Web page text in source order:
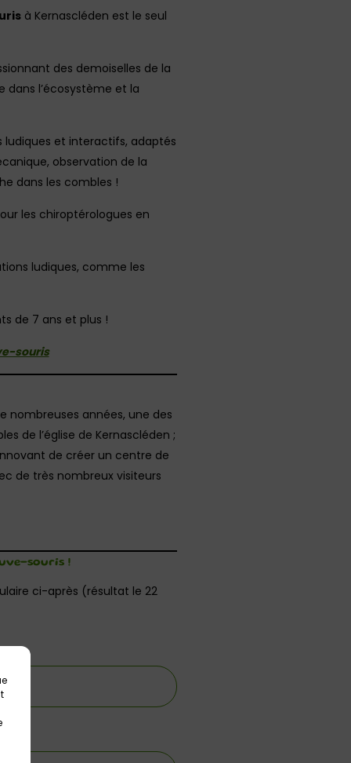
à Kernascléden est le seul
des demoiselles de la
dans l’écosystème et la
ludiques et interactifs, adaptés
observation de la
dans les combles !
les chiroptérologues en
ludiques, comme les
de 7 ans et plus !
souris
nombreuses années, une des
de l’église de Kernascléden ;
de créer un centre de
de très nombreux visiteurs
souris !
ci-après (résultat le 22